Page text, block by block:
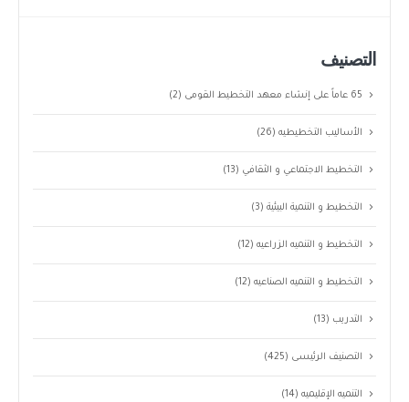
التصنيف
65 عاماً على إنشاء معهد التخطيط القومى (2)
الأساليب التخطيطيه(26)
التخطيط الاجتماعي و الثقافي (13)
التخطيط و التنمية البيئية(3)
التخطيط و التنميه الزراعيه(12)
التخطيط و التنميه الصناعيه(12)
التدريب (13)
التصنيف الرئيسى (425)
التنميه الإقليميه(14)